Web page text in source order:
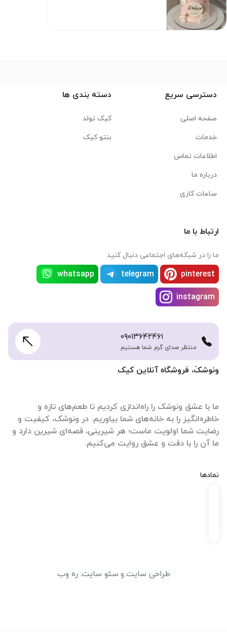
ونوشکَ، فروشگاه آنلاین کیک
ما با عشق ونوشک را راه‌اندازی کردیم تا طعم‌های تازه و
خاطره‌انگیز را به خانه‌های شما بیاوریم. در ونوشک، کیفیت و
رضایت شما اولویت ماست؛ هر شیرینی، قصه‌ای شیرین دارد و
ما آن را با دقت و عشق روایت می‌کنیم.
نمادها
دسترسی سریع
صفحه اصلی
خدمات
اطلاعات تماس
درباره ما
ساعات کاری
دسته بندی ها
کیک تولد
بنتو کیک
ارتباط با ما
ما را در شبکه‌های اجتماعی دنبال کنید
pinterest
telegram
whatsapp
instagram
۰۹۰۱۳۶۴۲۴۶۱
منتظر صدای گرم شما هستیم
طراحی سایت و سئو سایت: ره وب